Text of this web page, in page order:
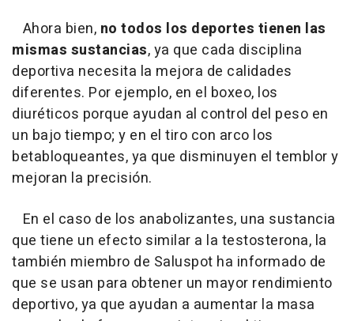
Ahora bien, no todos los deportes tienen las
mismas sustancias, ya que cada disciplina
deportiva necesita la mejora de calidades
diferentes. Por ejemplo, en el boxeo, los
diuréticos porque ayudan al control del peso en
un bajo tiempo; y en el tiro con arco los
betabloqueantes, ya que disminuyen el temblor y
mejoran la precisión.
En el caso de los anabolizantes, una sustancia
que tiene un efecto similar a la testosterona, la
también miembro de Saluspot ha informado de
que se usan para obtener un mayor rendimiento
deportivo, ya que ayudan a aumentar la masa